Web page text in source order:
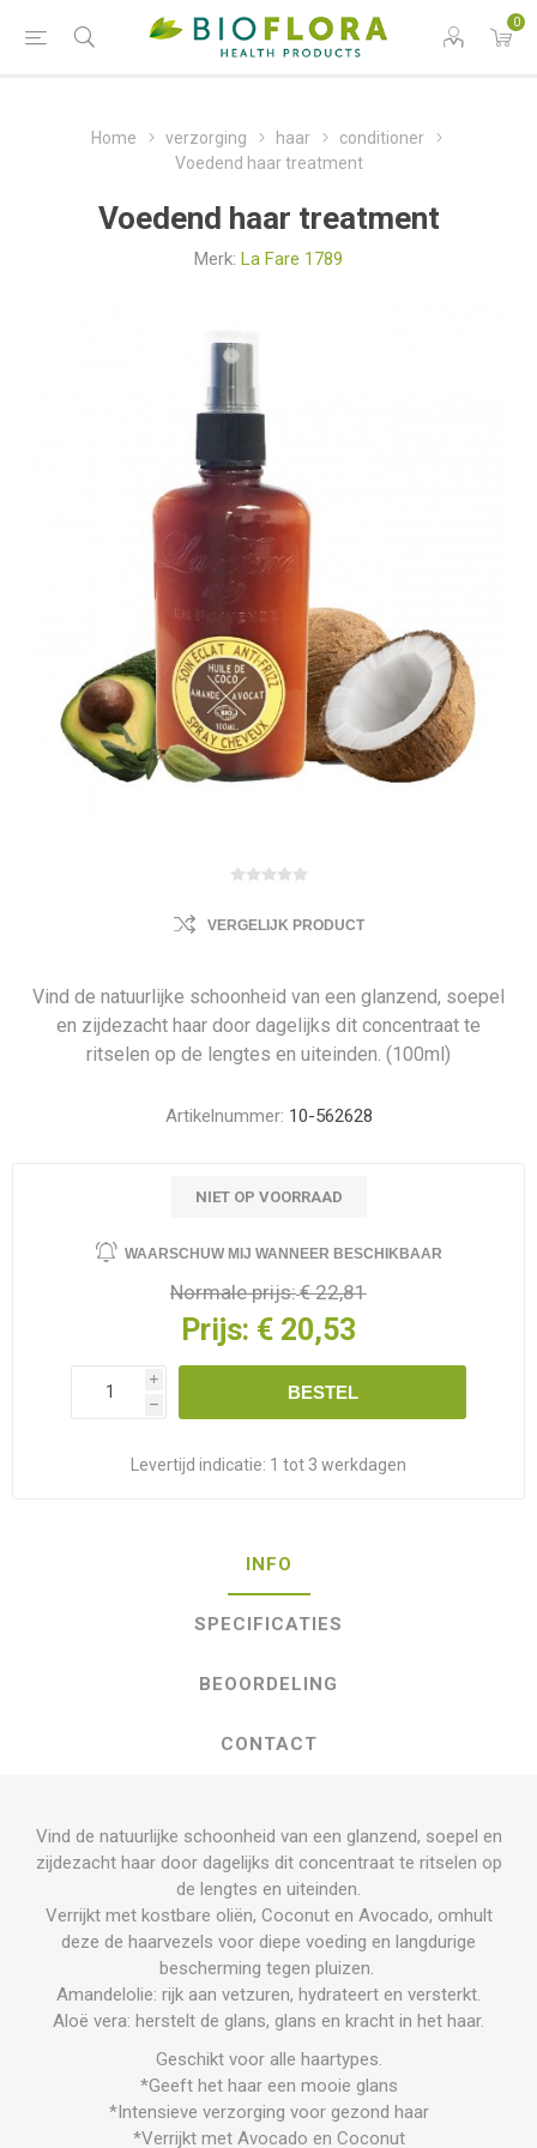
0
Home verzorging haar
conditioner
Voedend haar treatment
Voedend haar treatment
Merk: La Fare 1789
VERGELIJK PRODUCT
Vind de natuurlijke schoonheid van een glanzend, soepel
en zijdezacht haar door dagelijks dit concentraat te
ritselen op de lengtes en uiteinden. (100ml)
Artikelnummer: 10-562628
NIET OP VOORRAAD
WAARSCHUW MIJ WANNEER BESCHIKBAAR
Normale prijs:€ 22,81
Prijs: € 20,53
i
h
BESTEL
Levertijd indicatie: 1 tot 3 werkdagen
INFO
SPECIFICATIES
BEOORDELING
CONTACT
Vind de natuurlijke schoonheid van een glanzend, soepel en
zijdezacht haar door dagelijks dit concentraat te ritselen op
de lengtes en uiteinden.
Verrijkt met kostbare oliën, Coconut en Avocado, omhult
deze de haarvezels voor diepe voeding en langdurige
bescherming tegen pluizen.
Amandelolie: rijk aan vetzuren, hydrateert en versterkt.
Aloë vera: herstelt de glans, glans en kracht in het haar.
Geschikt voor alle haartypes.
*Geeft het haar een mooie glans
*Intensieve verzorging voor gezond haar
*Verrijkt met Avocado en Coconut